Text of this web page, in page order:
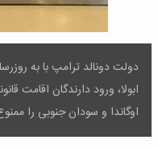
دولت دونالد ترامپ با به
ابولا، ورود دارندگان اقامت
اوگاندا و سودان جنوبی را